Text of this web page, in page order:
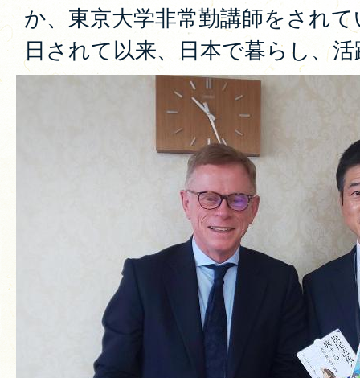
か、東京大学非常勤講師をされ
日されて以来、日本で暮らし、